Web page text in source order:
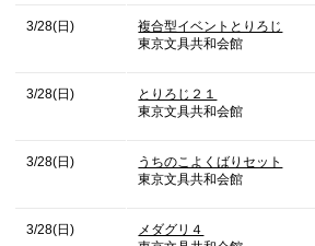
3/28(日)
複合型イベントとりろじ
東京文具共和会館
3/28(日)
とりろじ２１
東京文具共和会館
3/28(日)
うちのこよくばりセット
東京文具共和会館
3/28(日)
メダグリ４